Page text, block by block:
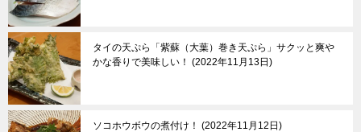
タイの天ぷら「紫蘇（大葉）巻き天ぷら」サクッと爽や
かな香りで美味しい！
2022年11月13日
ソコホウボウの煮付け！ 2022年11月12日